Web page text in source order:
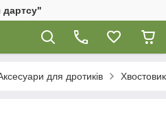
дартсу"
для дротиків